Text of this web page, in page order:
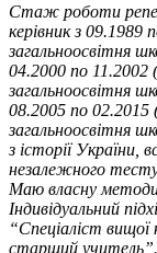
Стаж роботи
керівник з 09.1989
загальноосвітня
04.2000 по 11.2002
загальноосвітня
08.2005 по 02.2015
загальноосвітня
з історії України,
незалежного
Маю власну
Індивідуальний
“Спеціаліст вищої
старший учитель”.